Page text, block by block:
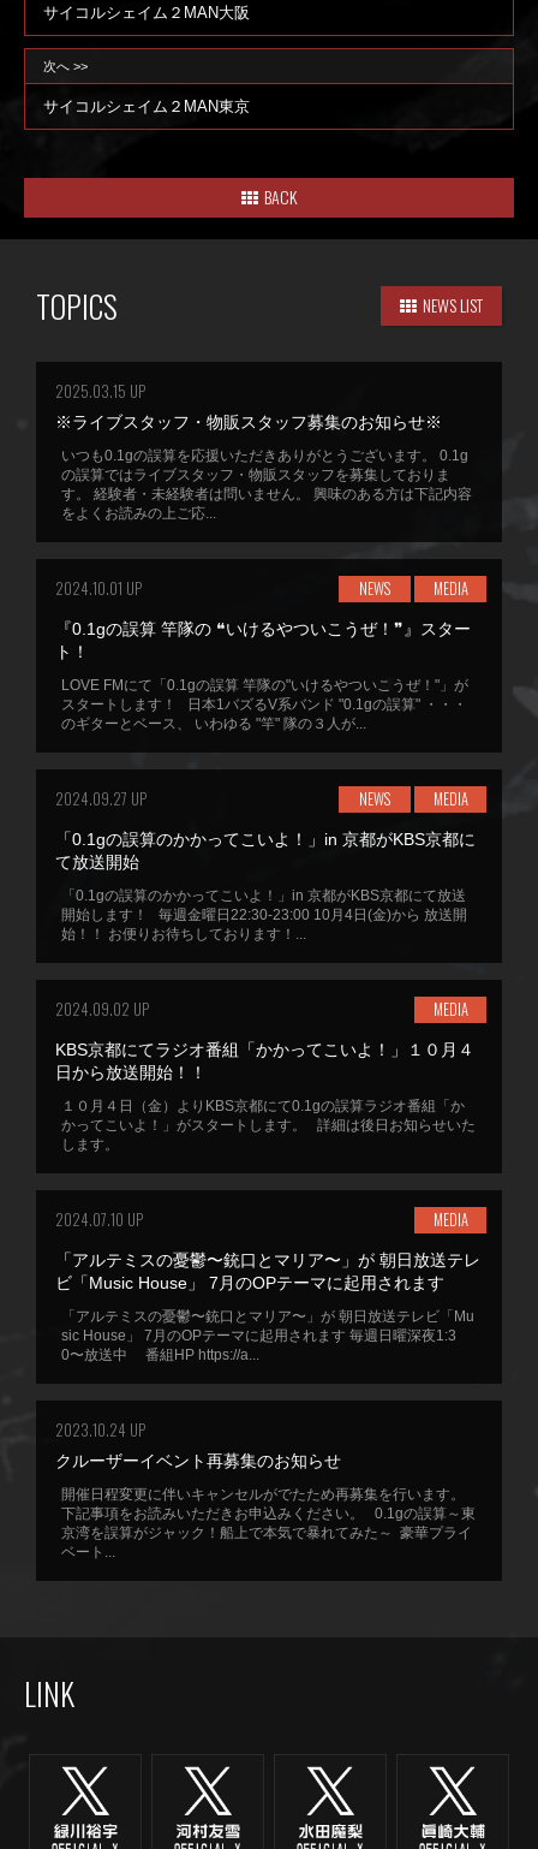
サイコルシェイム２MAN大阪
次へ >>
サイコルシェイム２MAN東京
BACK
TOPICS NEWS LIST
2025.03.15 UP
※ライブスタッフ・物販スタッフ募集のお知らせ※
いつも0.1gの誤算を応援いただきありがとうございます。 0.1g
の誤算ではライブスタッフ・物販スタッフを募集しておりま
す。 経験者・未経験者は問いません。 興味のある方は下記内容
をよくお読みの上ご応...
2024.10.01 UP NEWS MEDIA
『0.1gの誤算 竿隊の ❝いけるやついこうぜ！❞』スター
ト！
LOVE FMにて「0.1gの誤算 竿隊の"いけるやついこうぜ！"」が
スタートします！ 日本1バズるV系バンド "0.1gの誤算" ・・・
のギターとベース、 いわゆる "竿" 隊の３人が...
2024.09.27 UP NEWS MEDIA
「0.1gの誤算のかかってこいよ！」in 京都がKBS京都に
て放送開始
「0.1gの誤算のかかってこいよ！」in 京都がKBS京都にて放送
開始します！ 毎週金曜日22:30-23:00 10月4日(金)から 放送開
始！！ お便りお待ちしております！...
2024.09.02 UP MEDIA
KBS京都にてラジオ番組「かかってこいよ！」１０月４
日から放送開始！！
１０月４日（金）よりKBS京都にて0.1gの誤算ラジオ番組「か
かってこいよ！」がスタートします。 詳細は後日お知らせいた
します。
2024.07.10 UP MEDIA
「アルテミスの憂鬱〜銃口とマリア〜」が 朝日放送テレ
ビ「Music House」 7月のOPテーマに起用されます
「アルテミスの憂鬱〜銃口とマリア〜」が 朝日放送テレビ「Mu
sic House」 7月のOPテーマに起用されます 毎週日曜深夜1:3
0〜放送中 番組HP https://a...
2023.10.24 UP
クルーザーイベント再募集のお知らせ
開催日程変更に伴いキャンセルがでたため再募集を行います。
下記事項をお読みいただきお申込みください。 0.1gの誤算～東
京湾を誤算がジャック！船上で本気で暴れてみた～ 豪華プライ
ベート...
LINK